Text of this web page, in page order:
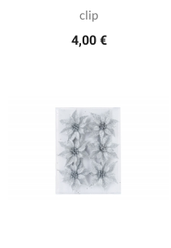
clip
4,00 €